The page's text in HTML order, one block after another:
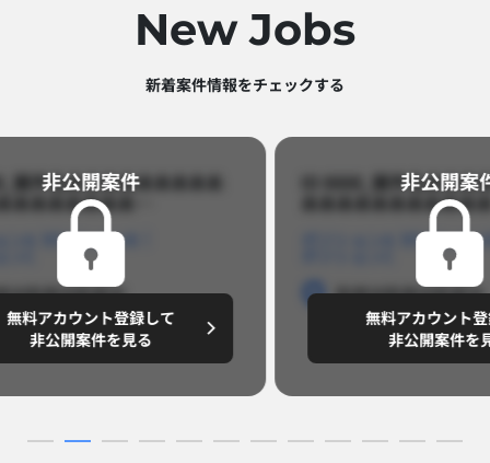
New Jobs
新着案件情報をチェックする​
ID 8888_案件名あああああああああ
あああああああああああ…​
ポジションA
ポジションC
勤務地勤務地勤務地
～8,888,8888
非公開案件​
無料アカウント登録して
非公開案件を見る
ID 8888_
あああ
ポジショ
ポジショ
勤務地